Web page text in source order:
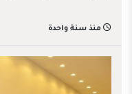
منذ سنة واحدة